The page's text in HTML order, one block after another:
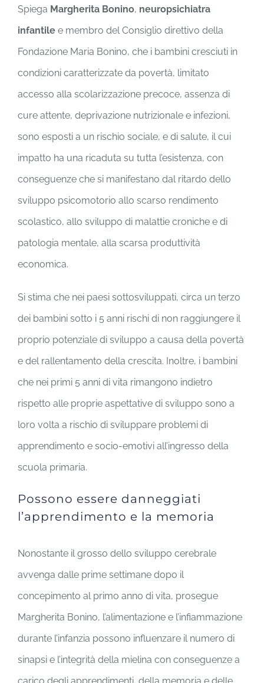
Spiega Margherita Bonino, neuropsichiatra
infantile e membro del Consiglio direttivo della
Fondazione Maria Bonino, che i bambini cresciuti in
condizioni caratterizzate da povertà, limitato
accesso alla scolarizzazione precoce, assenza di
cure attente, deprivazione nutrizionale e infezioni,
sono esposti a un rischio sociale, e di salute, il cui
impatto ha una ricaduta su tutta l’esistenza, con
conseguenze che si manifestano dal ritardo dello
sviluppo psicomotorio allo scarso rendimento
scolastico, allo sviluppo di malattie croniche e di
patologia mentale, alla scarsa produttività
economica.
Si stima che nei paesi sottosviluppati, circa un terzo
dei bambini sotto i 5 anni rischi di non raggiungere il
proprio potenziale di sviluppo a causa della povertà
e del rallentamento della crescita. Inoltre, i bambini
che nei primi 5 anni di vita rimangono indietro
rispetto alle proprie aspettative di sviluppo sono a
loro volta a rischio di sviluppare problemi di
apprendimento e socio-emotivi all’ingresso della
scuola primaria.
Possono essere danneggiati
l’apprendimento e la memoria
Nonostante il grosso dello sviluppo cerebrale
avvenga dalle prime settimane dopo il
concepimento al primo anno di vita, prosegue
Margherita Bonino, l’alimentazione e l’infiammazione
durante l’infanzia possono influenzare il numero di
sinapsi e l’integrità della mielina con conseguenze a